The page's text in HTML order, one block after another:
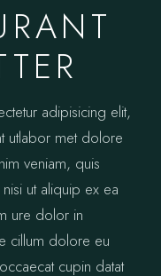
adipisicing elit,
utlabor met dolore
veniam, quis
ut aliquip ex ea
ure dolor in
cillum dolore eu
cupin datat